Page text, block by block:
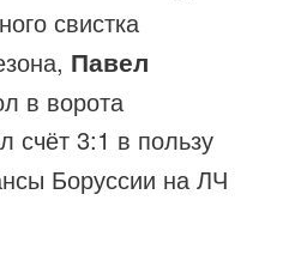
свистка
Павел
в ворота
счёт 3:1 в пользу
Боруссии на ЛЧ